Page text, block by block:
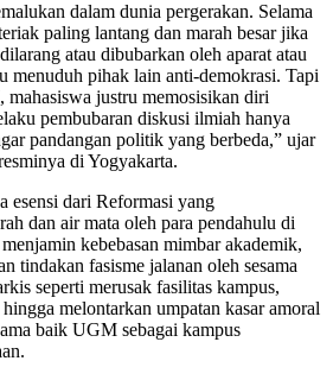
dalam dunia pergerakan. Selama
paling lantang dan marah besar jika
atau dibubarkan oleh aparat atau
menuduh pihak lain anti-demokrasi. Tapi
justru memosisikan diri
pembubaran diskusi ilmiah hanya
pandangan politik yang berbeda,” ujar
di Yogyakarta.
esensi dari Reformasi yang
dan air mata oleh para pendahulu di
kebebasan mimbar akademik,
tindakan fasisme jalanan oleh sesama
seperti merusak fasilitas kampus,
melontarkan umpatan kasar amoral
baik UGM sebagai kampus